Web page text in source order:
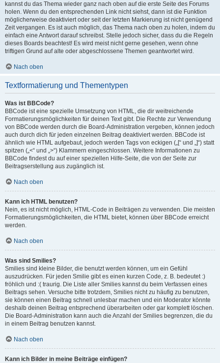
kannst du das Thema wieder ganz nach oben auf die erste Seite des Forums
holen. Wenn du den entsprechenden Link nicht siehst, dann ist die Funktion
möglicherweise deaktiviert oder seit der letzten Markierung ist nicht genügend
Zeit vergangen. Es ist auch möglich, das Thema nach oben zu holen, indem du
einfach eine Antwort darauf schreibst. Stelle jedoch sicher, dass du die Regeln
dieses Boards beachtest! Es wird meist nicht gerne gesehen, wenn ohne
triftigen Grund auf alte oder abgeschlossene Themen geantwortet wird.
Nach oben
Textformatierung und Thementypen
Was ist BBCode?
BBCode ist eine spezielle Umsetzung von HTML, die dir weitreichende
Formatierungsmöglichkeiten für deinen Text gibt. Die Rechte zur Verwendung
von BBCode werden durch die Board-Administration vergeben, können jedoch
auch durch dich für jeden einzelnen Beitrag deaktiviert werden. BBCode ist
ähnlich wie HTML aufgebaut, jedoch werden Tags von eckigen („[“ und „]“) statt
spitzen („<“ und „>“) Klammern eingeschlossen. Weitere Informationen zu
BBCode findest du auf einer speziellen Hilfe-Seite, die von der Seite zur
Beitragserstellung aus zugänglich ist.
Nach oben
Kann ich HTML benutzen?
Nein, es ist nicht möglich, HTML-Code in Beiträgen zu verwenden. Die meisten
Formatierungsmöglichkeiten, die HTML bietet, können über BBCode erreicht
werden.
Nach oben
Was sind Smilies?
Smilies sind kleine Bilder, die benutzt werden können, um ein Gefühl
auszudrücken. Für jeden Smilie gibt es einen kurzen Code, z. B. bedeutet :)
fröhlich und :( traurig. Die Liste aller Smilies kannst du beim Verfassen eines
Beitrags sehen. Versuche bitte trotzdem, Smilies nicht zu häufig zu benutzen,
sie können einen Beitrag schnell unlesbar machen und ein Moderator könnte
deshalb deinen Beitrag entsprechend überarbeiten oder gar komplett löschen.
Die Board-Administration kann auch die Anzahl der Smilies begrenzen, die du
in einem Beitrag benutzen kannst.
Nach oben
Kann ich Bilder in meine Beiträge einfügen?